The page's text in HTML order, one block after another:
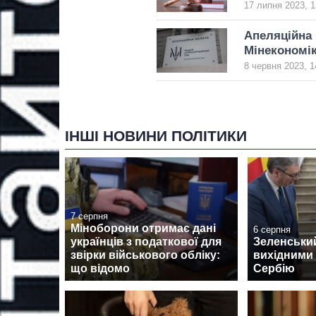
17 липня 2023,
8 червня 2023,
ІНШІ НОВИНИ ПОЛІТИКИ
7 серпня
Міноборони отримає дані
українців з податкової для
звірки військового обліку:
що відомо
6 серпня
вихідними
Сербію